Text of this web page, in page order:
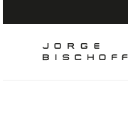
1º bolsa
scarpin